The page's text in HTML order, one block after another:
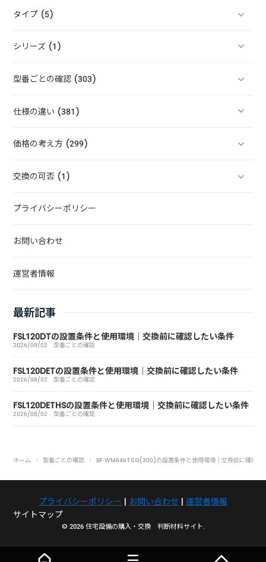
タイプ (5)
シリーズ (1)
型番ごとの確認 (303)
仕様の違い (381)
価格の考え方 (299)
交換の可否 (1)
プライバシーポリシー
お問い合わせ
運営者情報
最新記事
FSL120DTの設置条件と使用環境｜交換前に確認したい条件
2026/08/02 型番ごとの確認
FSL120DETの設置条件と使用環境｜交換前に確認したい条件
2026/08/02 型番ごとの確認
FSL120DETHSの設置条件と使用環境｜交換前に確認したい条件
2026/08/02 型番ごとの確認
ホーム 型番ごとの確認 BF-WM646TSG(300)の設置条件と使用環境｜交換前に確認し
プライバシーポリシー | お問い合わせ | 運営者情報
サイトマップ
© 2026 住宅設備の購入・交換 判断材料サイト.